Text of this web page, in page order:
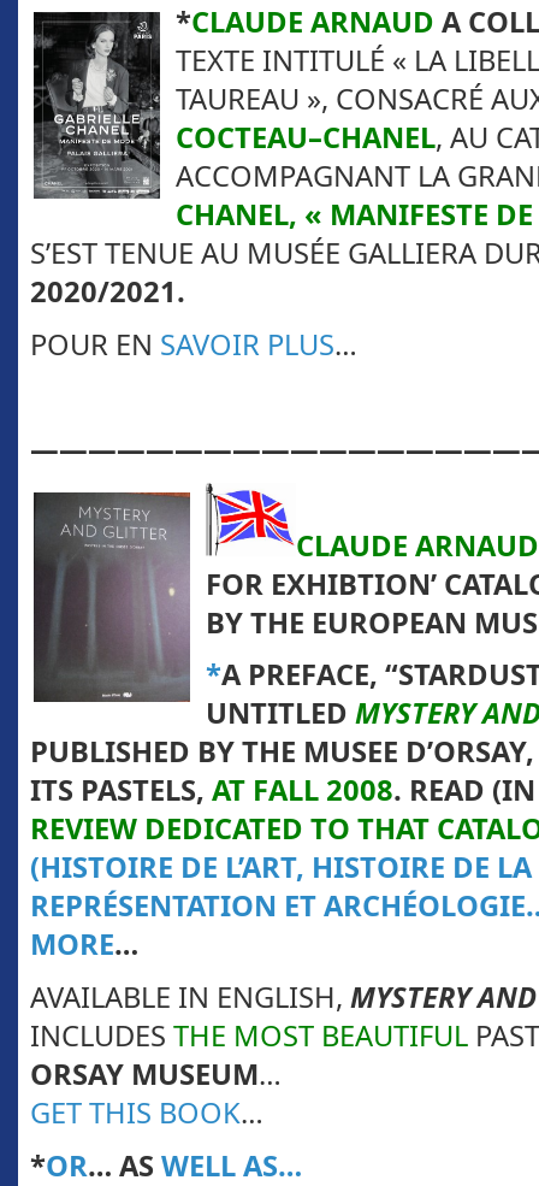
*CLAUDE ARNAUD A
TEXTE INTITULÉ « LA
TAUREAU », CONSACRÉ
COCTEAU–CHANEL, AU
ACCOMPAGNANT LA
CHANEL, « MANIFESTE
S’EST TENUE AU MUSÉE GALLIERA
2020/2021.
POUR EN SAVOIR PLUS…
CLAUDE ARNAUD
FOR EXHIBTION’
BY THE EUROPEAN
*APREFACE, “
UNTITLED MYSTERY
PUBLISHED BY THE MUSEE
ITS PASTELS, AT FALL 2008. READ
REVIEW DEDICATED TO THAT
(HISTOIRE DE L’ART, HISTOIRE DE LA
REPRÉSENTATION ET
MORE…
AVAILABLE IN ENGLISH, MYSTERY
INCLUDES THE MOST BEAUTIFUL
ORSAY MUSEUM…
GET THIS BOOK…
*OR… AS WELL AS…